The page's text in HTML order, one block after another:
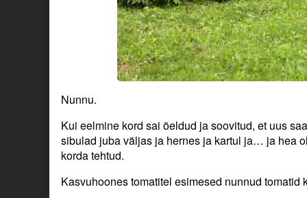
Nunnu.
Kui eelmine kord sai öeldud ja soovitud, et uus
sibulad juba väljas ja hernes ja kartul ja… ja hea
korda tehtud.
Kasvuhoones tomatitel esimesed nunnud